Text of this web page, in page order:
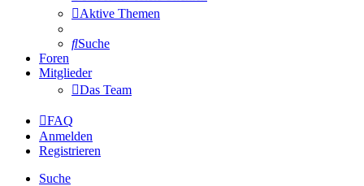
Aktive Themen
Suche
Foren
Mitglieder
Das Team
FAQ
Anmelden
Registrieren
Suche